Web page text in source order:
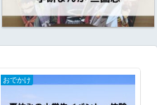
おでかけ